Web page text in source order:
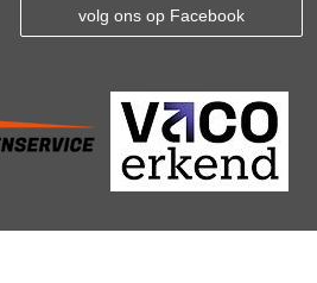
volg ons op Facebook